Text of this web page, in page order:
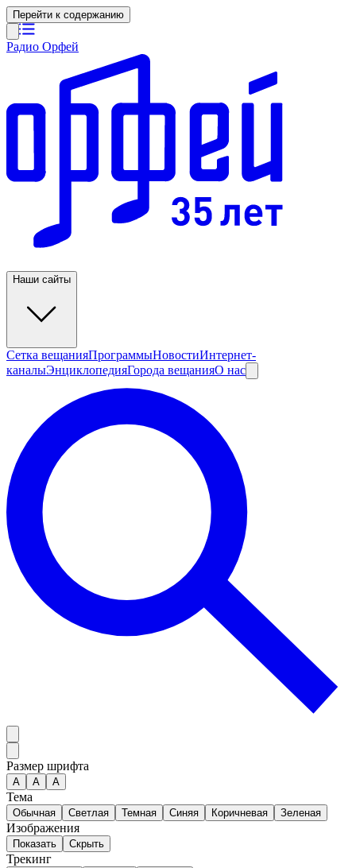
Перейти к содержанию
Радио Орфей
Наши сайты
Сетка вещанияПрограммыНовостиИнтернет-
каналыЭнциклопедияГорода вещанияО нас
Размер шрифта
А A A
Тема
Обычная Светлая Темная Синяя Коричневая Зеленая
Изображения
Показать Скрыть
Трекинг